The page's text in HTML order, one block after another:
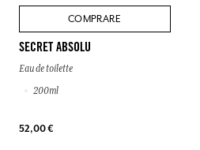
COMPRARE
SECRET ABSOLU
Eau de toilette
200ml
52,00 €